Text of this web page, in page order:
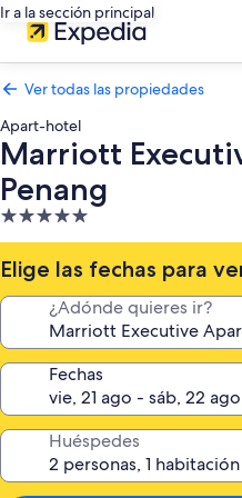
Ir a la sección principal
Ver todas las propiedades
Apart-hotel
Marriott
Penang
Propiedad
de
5.0
estrellas
Elige las fechas para
¿Adónde quieres ir?
Fechas
Huéspedes